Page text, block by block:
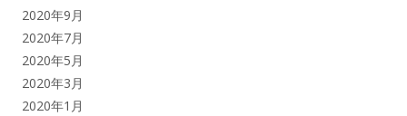
2020年9月
2020年7月
2020年5月
2020年3月
2020年1月